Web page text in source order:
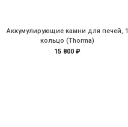
Аккумулирующие камни для печей, 1
кольцо (Thorma)
15 800 ₽